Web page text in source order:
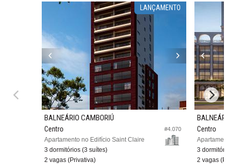
LANÇAMENTO
#4.070
BALNEÁRIO CAMBORIÚ
Centro
Apartamento no Edifício Saint Claire
3 dormitórios (3 suítes)
2 vagas (Privativa)
Centro
3
2 vagas